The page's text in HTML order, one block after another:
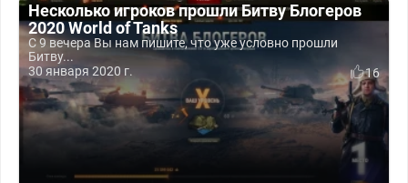
Несколько игроков прошли Битву Блогеров
2020 World of Tanks
С 9 вечера Вы нам пишите, что уже условно прошли
Битву...
30 января 2020 г.
16